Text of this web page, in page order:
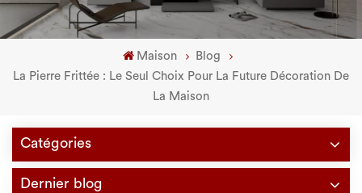
Maison
Blog
La Pierre Frittée : Le Seul Choix Pour La Future Décoration De
La Maison
Catégories
Dernier blog